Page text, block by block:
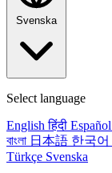
Svenska
Select language
English हिंदी Español
বাংলা 日本語 한국어
Türkçe Svenska